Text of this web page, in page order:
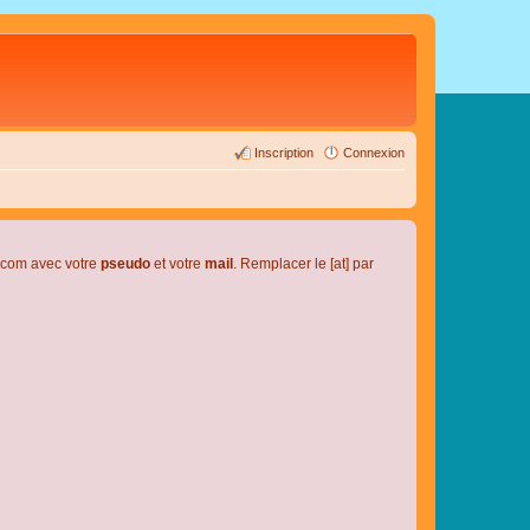
Connexion
Inscription
avec votre pseudo et votre mail . Remplacer le [at] par